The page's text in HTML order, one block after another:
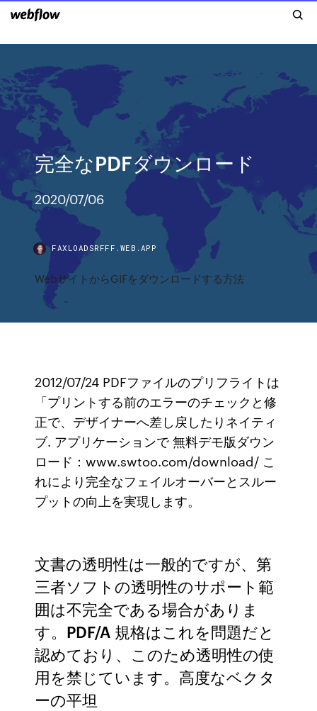
完全なPDFダウンロード
2020/07/06
FAXLOADSRFFF.WEB.APP
WebサイトからGIFをダウンロードする方法
2012/07/24 PDFファイルのプリフライトは
「プリントする前のエラーのチェックと修
正で、デザイナーへ差し戻したりネイティ
ブ. アプリケーションで 無料デモ版ダウン
ロード：www.swtoo.com/download/ こ
れにより完全なフェイルオーバーとスルー
プットの向上を実現します。
文書の透明性は一般的ですが、第
三者ソフトの透明性のサポート範
囲は不完全である場合がありま
す。PDF/A 規格はこれを問題だと
認めており、このため透明性の使
用を禁じています。高度なベクタ
ーの平坦